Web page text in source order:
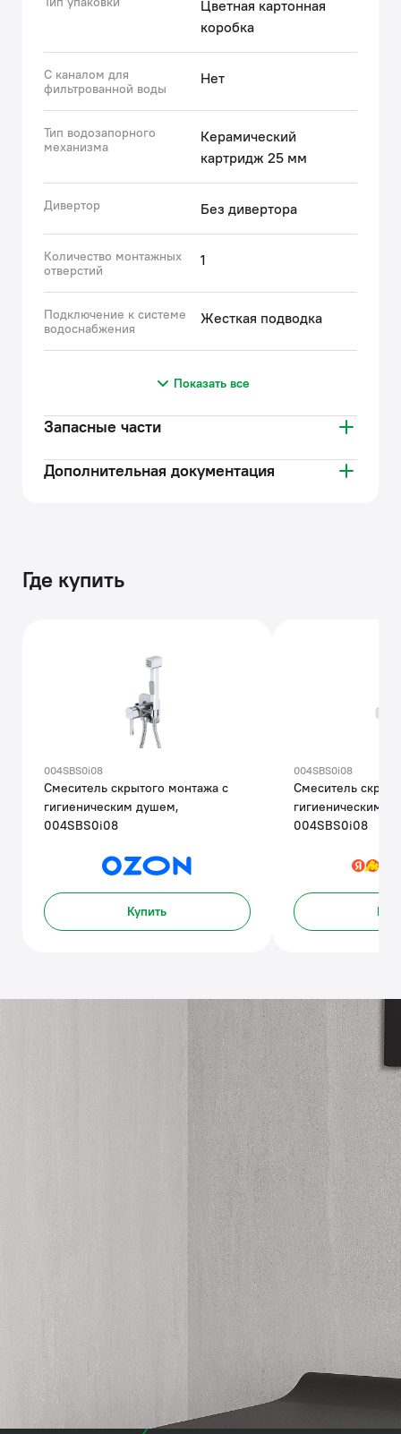
Цветная картонная
коробка
С каналом для
фильтрованной воды
Нет
Тип водозапорного
механизма
Керамический
картридж 25 мм
Дивертор Без дивертора
Количество монтажных
отверстий
1
Подключение к системе
водоснабжения
Жесткая подводка
Показать все
Запасные части
Дополнительная документация
Где купить
004SBS0i08
Смеситель скрытого монтажа с
гигиеническим душем,
004SBS0i08
Купить
004SBS0i08
Смеситель
гигиеническим
004SBS0i08